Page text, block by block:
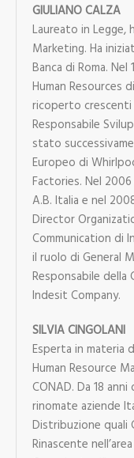
GIULIANO CALZA
Laureato in Legge,
Marketing. Ha
Banca di Roma.
Human Resources
ricoperto crescenti
Responsabile
stato
Europeo di
Factories. Nel
A.B. Italia e nel
Director
Communication di
il ruolo di General
Responsabile
Indesit Company.
SILVIA CINGOLANI
Esperta in materia
Human Resource
CONAD. Da 18
rinomate aziende
Distribuzione quali
Rinascente